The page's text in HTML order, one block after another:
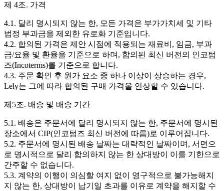
제 4조. 가격
4.1. 달리 명시되지 않는 한, 모든 가격은 부가가치세 및 기타
법정 부과금을 제외한 유로화 기준입니다.
4.2. 합의된 가격은 제안 시점에 적용되는 재료비, 임금, 부과
금/요율 및 환율을 기준으로 하며, 합의된 최신 버전의 인코텀
즈(Incoterms)를 기준으로 합니다.
4.3. 주문 확인 후 원가 요소 중 하나 이상이 상승하는 경우,
Lely는 그에 따라 합의된 구매 가격을 인상할 수 있습니다.
제5조. 배송 및 배송 기간
5.1. 배송은 주문서에 달리 명시되지 않는 한, 주문서에 명시된
장소에서 CIP(인코텀즈 최신 버전에 따름)로 이루어집니다.
5.2. 주문서에 명시된 배송 날짜는 대략적인 날짜이며, 서면으
로 명시적으로 달리 합의하지 않는 한 상대방이 이를 기한으로
간주할 수 없습니다.
5.3. 계약의 이행이 의심할 여지 없이 영구적으로 불가능해지
지 않는 한, 상대방이 납기일 초과를 이유로 계약을 해지할 수